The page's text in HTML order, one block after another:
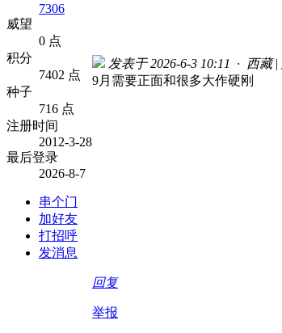
7306
威望
0 点
积分
7402 点
种子
716 点
注册时间
2012-3-28
最后登录
2026-8-7
串个门
加好友
打招呼
发消息
发表于 2026-6-3 10:11 · 西藏 |
9月需要正面和很多大作硬刚
回复
举报